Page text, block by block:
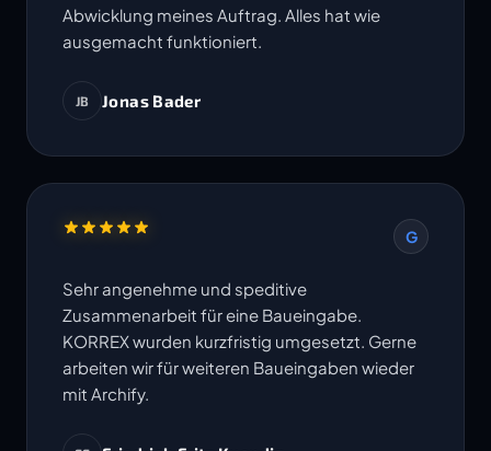
Abwicklung meines Auftrag. Alles hat wie
ausgemacht funktioniert.
JB Jonas Bader
G
Sehr angenehme und speditive
Zusammenarbeit für eine Baueingabe.
KORREX wurden kurzfristig umgesetzt. Gerne
arbeiten wir für weiteren Baueingaben wieder
mit Archify.